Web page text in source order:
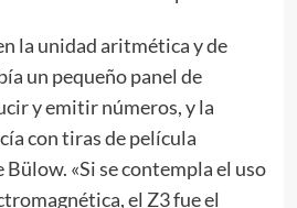
la unidad aritmética y de
un pequeño panel de
y emitir números, y la
con tiras de película
Bülow. «Si se contempla el uso
el Z3 fue el